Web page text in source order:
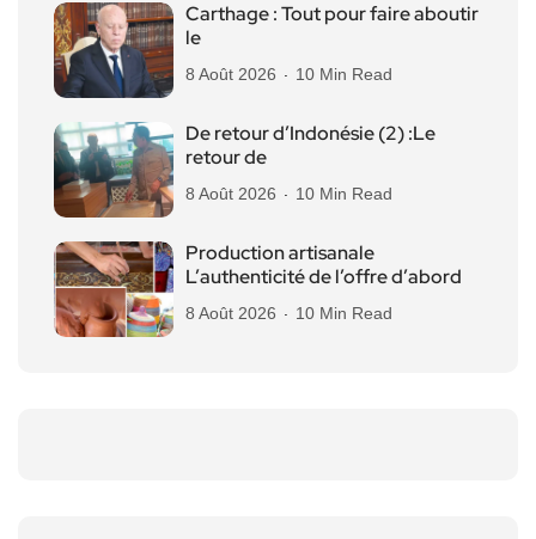
Carthage : Tout pour faire aboutir
le
8 Août 2026 10 Min Read
De retour d’Indonésie (2) :Le
retour de
8 Août 2026 10 Min Read
Production artisanale
L’authenticité de l’offre d’abord
8 Août 2026 10 Min Read